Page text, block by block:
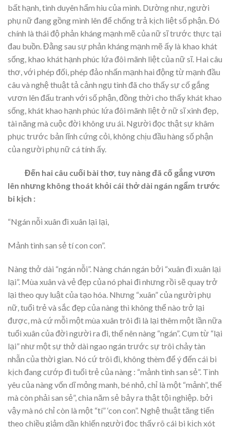
bất hạnh, tình duyên hẩm hiu của mình. Dường như, người
phụ nữ đang gồng mình lên để chống trả kịch liệt số phận. Đó
chính là thái độ phản kháng mạnh mẽ của nữ sĩ trước thực tại
đau buồn. Đằng sau sự phản kháng mạnh mẽ ấy là khao khát
sống, khao khát hạnh phúc lứa đôi mãnh liệt của nữ sĩ. Hai câu
thơ, với phép đối, phép đảo nhấn mạnh hai động từ mạnh đầu
câu và nghệ thuật tả cảnh ngụ tình đã cho thấy sự cố gắng
vươn lên đấu tranh với số phận, đồng thời cho thấy khát khao
sống, khát khao hạnh phúc lứa đôi mãnh liệt ở nữ sĩ xinh đẹp,
tài năng mà cuộc đời không ưu ái. Người đọc thật sự khâm
phục trước bản lĩnh cứng cỏi, không chịu đầu hàng số phận
của người phụ nữ cá tính ấy.
Đến hai câu cuối bài thơ, tuy nàng đã cố gắng vươn
lên nhưng không thoát khỏi cái thở dài ngán ngẩm trước
bi kịch :
“Ngán nỗi xuân đi xuân lại lại,
Mảnh tình san sẻ tí con con”.
Nàng thở dài “ngán nỗi”. Nàng chán ngán bởi “xuân đi xuân lại
lại”. Mùa xuân và vẻ đẹp của nó phai đi nhưng rồi sẽ quay trở
lại theo quy luật của tạo hóa. Nhưng “xuân” của người phụ
nữ, tuổi trẻ và sắc đẹp của nàng thì không thể nào trở lại
được, mà cứ mỗi một mùa xuân trôi đi là lại thêm một lần nữa
tuổi xuân của đời người ra đi, thế nên nàng “ngán”. Cụm từ “lại
lại” như một sự thở dài ngao ngán trước sự trôi chảy tàn
nhẫn của thời gian. Nó cứ trôi đi, không thèm để ý đến cái bi
kịch đang cướp đi tuổi trẻ của nàng : “mảnh tình san sẻ”. Tình
yêu của nàng vốn dĩ mỏng manh, bé nhỏ, chỉ là một “mảnh”, thế
mà còn phải san sẻ”, chia năm sẻ bảy ra thật tội nghiệp. bởi
vậy mà nó chỉ còn là một “tí” ‘con con”. Nghệ thuật tăng tiến
theo chiều giảm dần khiến người đọc thấy rõ cái bi kịch xót